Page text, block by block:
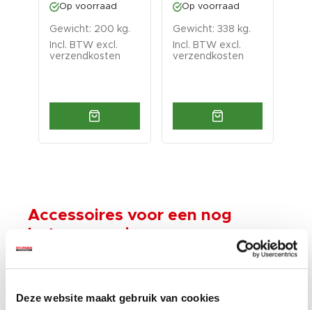
Deze website maakt gebruik van cookies
Op voorraad
Gewicht: 200 kg.
Incl. BTW excl.
verzendkosten
Op voorraad
Gewicht: 338 kg.
Incl. BTW excl.
verzendkosten
Accessoires voor een nog
betere ervaring